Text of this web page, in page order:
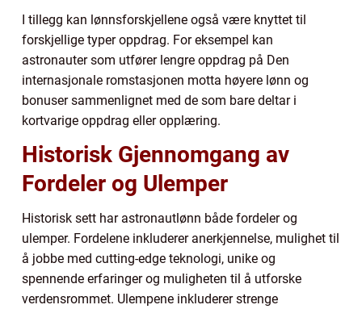
I tillegg kan lønnsforskjellene også være knyttet til
forskjellige typer oppdrag. For eksempel kan
astronauter som utfører lengre oppdrag på Den
internasjonale romstasjonen motta høyere lønn og
bonuser sammenlignet med de som bare deltar i
kortvarige oppdrag eller opplæring.
Historisk Gjennomgang av
Fordeler og Ulemper
Historisk sett har astronautlønn både fordeler og
ulemper. Fordelene inkluderer anerkjennelse, mulighet til
å jobbe med cutting-edge teknologi, unike og
spennende erfaringer og muligheten til å utforske
verdensrommet. Ulempene inkluderer strenge